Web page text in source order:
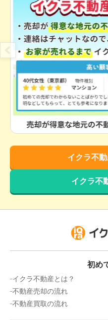
2,000万円
千葉県印西市草深
状態:更地
2,000万円
千葉県印西市草深
2,000万円
千葉県印西市草深
2,000万円
千葉県印西市草深
状態:更地
イクラ不
イクラ不
初め
イクラ不動産とは？
不動産売却の流れ
不動産買取の流れ